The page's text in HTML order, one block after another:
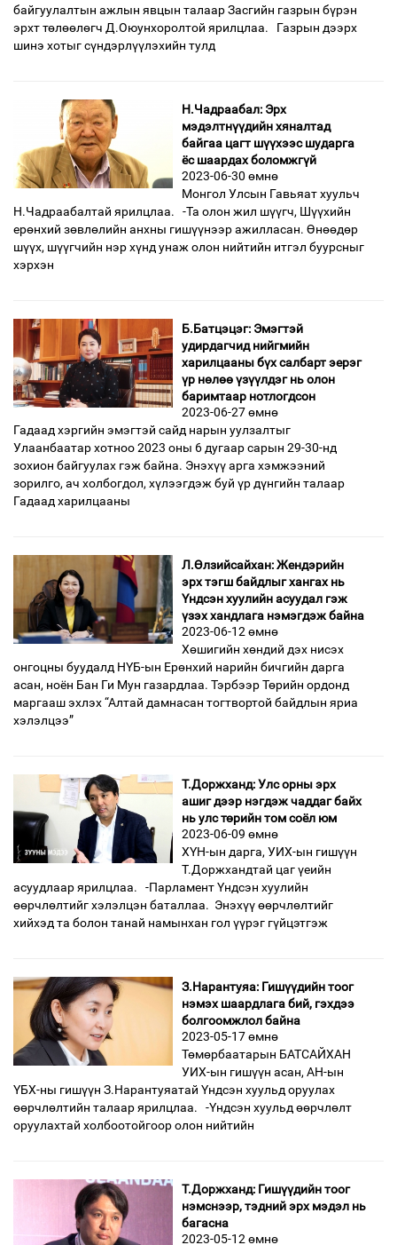
байгуулалтын ажлын явцын талаар Засгийн газрын бүрэн
эрхт төлөөлөгч Д.Оюунхоролтой ярилцлаа. Газрын дээрх
шинэ хотыг сүндэрлүүлэхийн тулд
Н.Чадраабал: Эрх
мэдэлтнүүдийн хяналтад
байгаа цагт шүүхээс шударга
ёс шаардах боломжгүй
2023-06-30 өмнө
Монгол Улсын Гавьяат хуульч
Н.Чадраабалтай ярилцлаа. -Та олон жил шүүгч, Шүүхийн
ерөнхий зөвлөлийн анхны гишүүнээр ажилласан. Өнөөдөр
шүүх, шүүгчийн нэр хүнд унаж олон нийтийн итгэл буурсныг
хэрхэн
Б.Батцэцэг: Эмэгтэй
удирдагчид нийгмийн
харилцааны бүх салбарт эерэг
үр нөлөө үзүүлдэг нь олон
баримтаар нотлогдсон
2023-06-27 өмнө
Гадаад хэргийн эмэгтэй сайд нарын уулзалтыг
Улаанбаатар хотноо 2023 оны 6 дугаар сарын 29-30-нд
зохион байгуулах гэж байна. Энэхүү арга хэмжээний
зорилго, ач холбогдол, хүлээгдэж буй үр дүнгийн талаар
Гадаад харилцааны
Л.Өлзийсайхан: Жендэрийн
эрх тэгш байдлыг хангах нь
Үндсэн хуулийн асуудал гэж
үзэх хандлага нэмэгдэж байна
2023-06-12 өмнө
Хөшигийн хөндий дэх нисэх
онгоцны буудалд НҮБ-ын Ерөнхий нарийн бичгийн дарга
асан, ноён Бан Ги Мун газардлаа. Тэрбээр Төрийн ордонд
маргааш эхлэх “Алтай дамнасан тогтвортой байдлын яриа
хэлэлцээ”
Т.Доржханд: Улс орны эрх
ашиг дээр нэгдэж чаддаг байх
нь улс төрийн том соёл юм
2023-06-09 өмнө
ХҮН-ын дарга, УИХ-ын гишүүн
Т.Доржхандтай цаг үеийн
асуудлаар ярилцлаа. -Парламент Үндсэн хуулийн
өөрчлөлтийг хэлэлцэн баталлаа. Энэхүү өөрчлөлтийг
хийхэд та болон танай намынхан гол үүрэг гүйцэтгэж
З.Нарантуяа: Гишүүдийн тоог
нэмэх шаардлага бий, гэхдээ
болгоомжлол байна
2023-05-17 өмнө
Төмөрбаатарын БАТСАЙХАН
УИХ-ын гишүүн асан, АН-ын
ҮБХ-ны гишүүн З.Нарантуяатай Үндсэн хуульд оруулах
өөрчлөлтийн талаар ярилцлаа. -Үндсэн хуульд өөрчлөлт
оруулахтай холбоотойгоор олон нийтийн
Т.Доржханд: Гишүүдийн тоог
нэмснээр, тэдний эрх мэдэл нь
багасна
2023-05-12 өмнө